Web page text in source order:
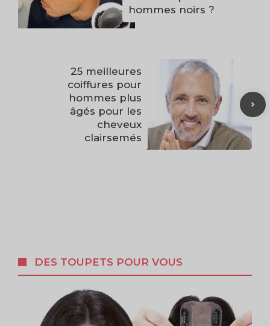
hommes noirs ?
25 meilleures
coiffures pour
hommes plus
âgés pour les
cheveux
clairsemés
DES TOUPETS POUR VOUS